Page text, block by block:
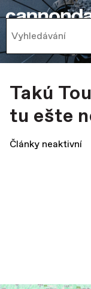
Takú
tu ešte
Články neaktivní